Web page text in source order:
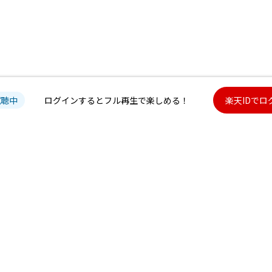
中 ログインするとフル再生で楽しめる！ 楽天IDでロ